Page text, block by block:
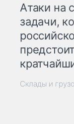
Атаки на
задачи,
Склады и